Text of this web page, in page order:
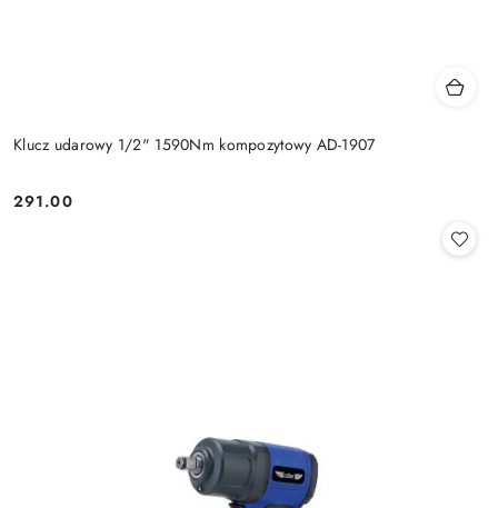
Klucz udarowy 1/2" 1590Nm kompozytowy AD-1907
Cena:
291.00